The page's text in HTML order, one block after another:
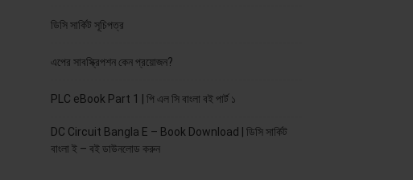
ডিসি সার্কিট সূচিপত্র
এপের সাবস্ক্রিপশন কেন প্রয়োজন?
PLC eBook Part 1 | পি এল সি বাংলা বই পার্ট ১
DC Circuit Bangla E – Book Download | ডিসি সার্কিট
বাংলা ই – বই ডাউনলোড করুন